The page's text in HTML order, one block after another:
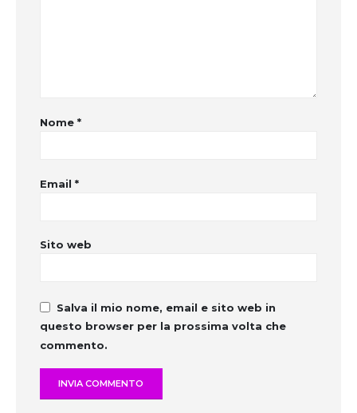
Nome *
Email *
Sito web
Salva il mio nome, email e sito web in
questo browser per la prossima volta che
commento.